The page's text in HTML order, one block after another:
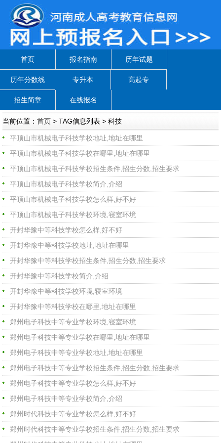
首页 报名指南 历年试题
历年分数线 专升本 高起专
招生简章 在线报名
当前位置： 首页 > TAG信息列表 > 科技
平顶山市机械电子科技学校地址,地址在哪里
平顶山市机械电子科技学校在哪里,地址在哪里
平顶山市机械电子科技学校招生条件,招生分数,招生要求
平顶山市机械电子科技学校简介,介绍
平顶山市机械电子科技学校怎么样,好不好
平顶山市机械电子科技学校环境,寝室环境
开封华豫中等科技学校怎么样,好不好
开封华豫中等科技学校地址,地址在哪里
开封华豫中等科技学校招生条件,招生分数,招生要求
开封华豫中等科技学校简介,介绍
开封华豫中等科技学校环境,寝室环境
开封华豫中等科技学校在哪里,地址在哪里
郑州电子科技中等专业学校环境,寝室环境
郑州电子科技中等专业学校在哪里,地址在哪里
郑州电子科技中等专业学校地址,地址在哪里
郑州电子科技中等专业学校招生条件,招生分数,招生要求
郑州电子科技中等专业学校怎么样,好不好
郑州电子科技中等专业学校简介,介绍
​郑州时代科技中等专业学校怎么样,好不好
​郑州时代科技中等专业学校招生条件,招生分数,招生要求